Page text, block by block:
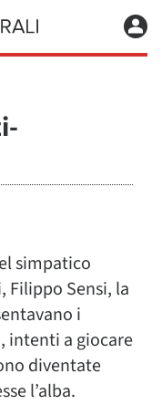
simpatico
Filippo Sensi, la
i
intenti a giocare
diventate
l’alba.